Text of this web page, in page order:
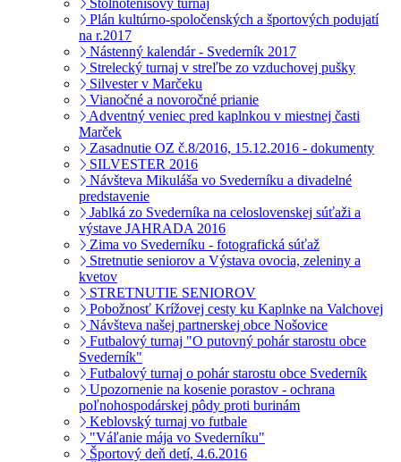
Plán kultúrno-spoločenských a športových podujatí
na r.2017
Nástenný kalendár - Svederník 2017
Strelecký turnaj v streľbe zo vzduchovej pušky
Silvester v Marčeku
Vianočné a novoročné prianie
Adventný veniec pred kaplnkou v miestnej časti
Marček
Zasadnutie OZ č.8/2016, 15.12.2016 - dokumenty
SILVESTER 2016
Návšteva Mikuláša vo Svederníku a divadelné
predstavenie
Jablká zo Svederníka na celoslovenskej súťaži a
výstave JAHRADA 2016
Zima vo Svederníku - fotografická súťaž
Stretnutie seniorov a Výstava ovocia, zeleniny a
kvetov
STRETNUTIE SENIOROV
Pobožnosť Krížovej cesty ku Kaplnke na Valchovej
Návšteva našej partnerskej obce Nošovice
Futbalový turnaj "O putovný pohár starostu obce
Svederník"
Futbalový turnaj o pohár starostu obce Svederník
Upozornenie na kosenie porastov - ochrana
poľnohospodárskej pôdy proti burinám
Keblovský turnaj vo futbale
"Váľanie mája vo Svederníku"
Športový deň detí, 4.6.2016